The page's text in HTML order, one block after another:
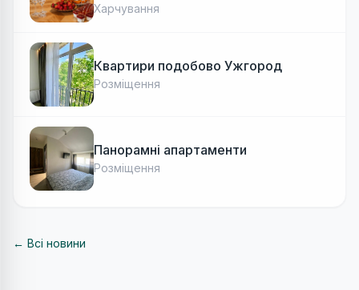
Харчування
Квартири подобово Ужгород
Розміщення
Панорамні апартаменти
Розміщення
← Всі новини